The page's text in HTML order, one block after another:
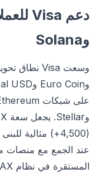
وSolana
على شبكات Ethereum وSolana و
(4,500+) مثالية
المستقرة في نظام AVAX البيئي.